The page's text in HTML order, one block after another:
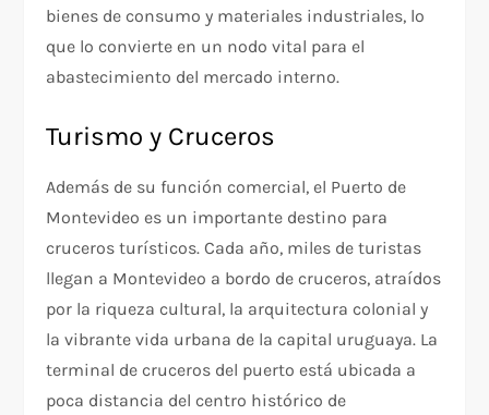
bienes de consumo y materiales industriales, lo
que lo convierte en un nodo vital para el
abastecimiento del mercado interno.
Turismo y Cruceros
Además de su función comercial, el Puerto de
Montevideo es un importante destino para
cruceros turísticos. Cada año, miles de turistas
llegan a Montevideo a bordo de cruceros, atraídos
por la riqueza cultural, la arquitectura colonial y
la vibrante vida urbana de la capital uruguaya. La
terminal de cruceros del puerto está ubicada a
poca distancia del centro histórico de